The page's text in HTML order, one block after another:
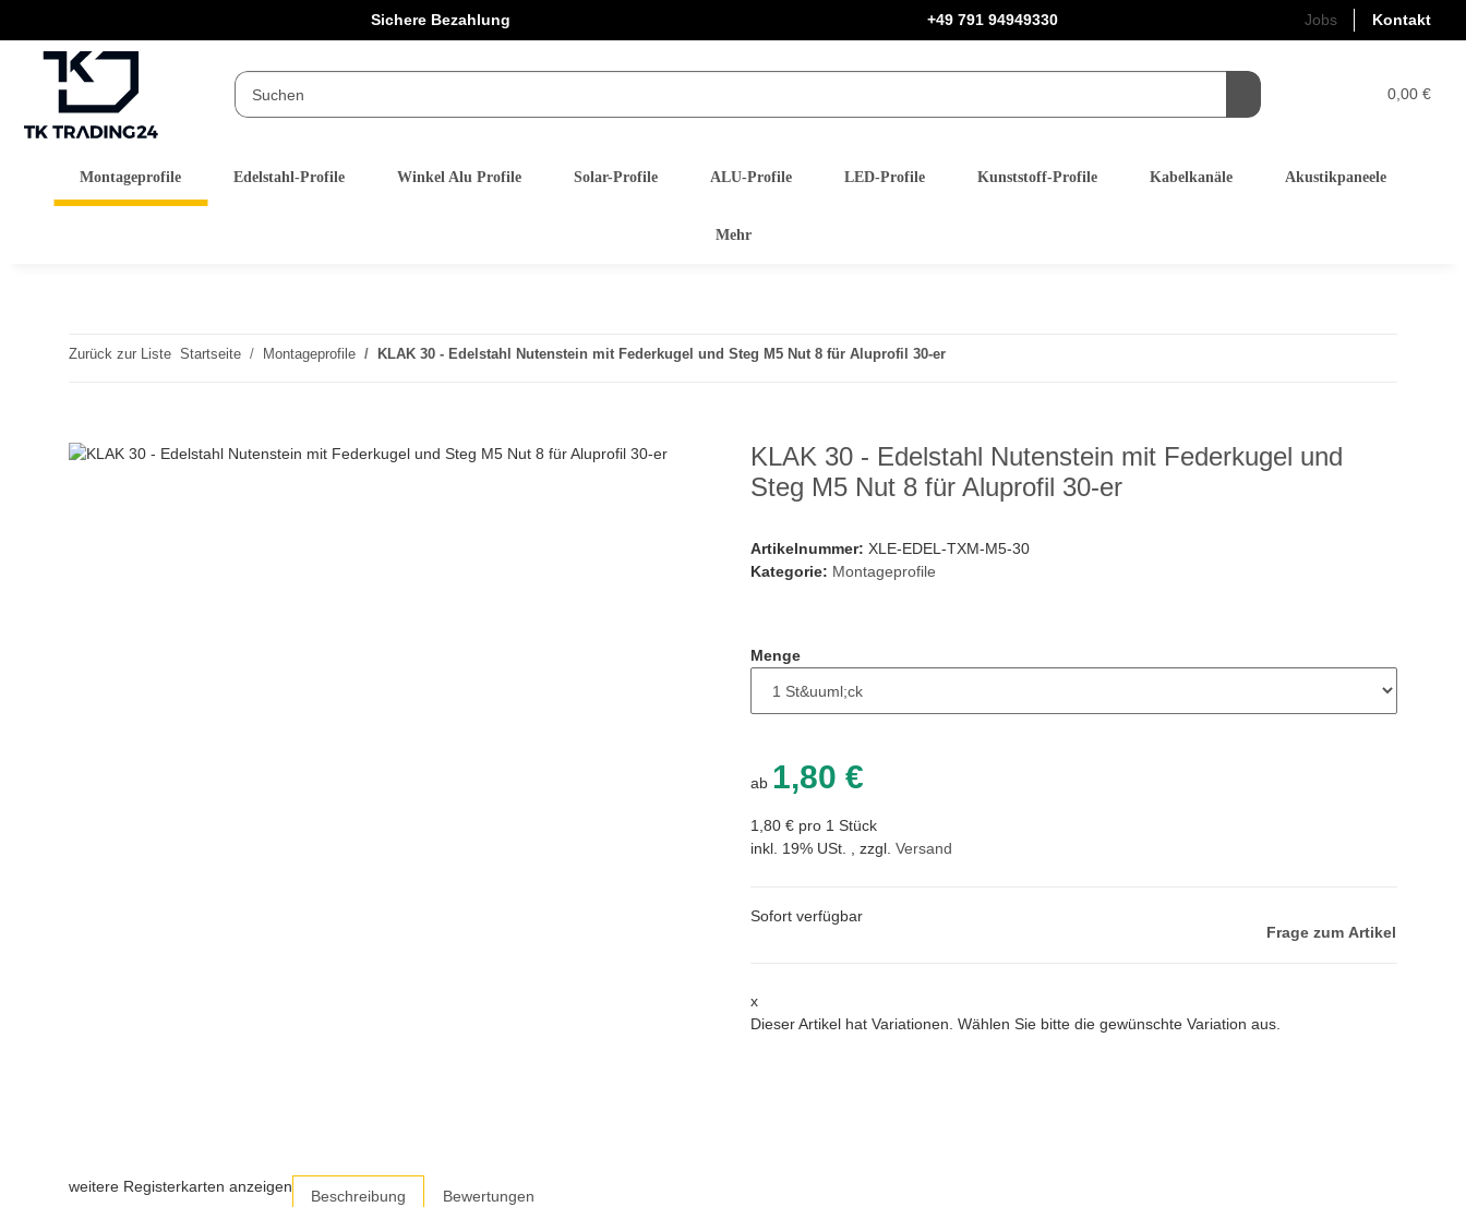
Sichere Bezahlung +49 791 94949330 Jobs Kontakt
0,00 €
Montageprofile Edelstahl-Profile Winkel Alu Profile Solar-Profile ALU-Profile LED-Profile Kunststoff-Profile Kabelkanäle Akustikpaneele
Mehr
Zurück zur Liste Startseite Montageprofile KLAK 30 - Edelstahl Nutenstein mit Federkugel und Steg M5 Nut 8 für Aluprofil 30-er
KLAK 30 - Edelstahl Nutenstein mit Federkugel und
Steg M5 Nut 8 für Aluprofil 30-er
Artikelnummer: XLE-EDEL-TXM-M5-30
Kategorie: Montageprofile
Menge
ab 1,80 €
1,80 € pro 1 Stück
inkl. 19% USt. , zzgl. Versand
Sofort verfügbar
Frage zum Artikel
x
Dieser Artikel hat Variationen. Wählen Sie bitte die gewünschte Variation aus.
weitere Registerkarten anzeigen
Beschreibung Bewertungen